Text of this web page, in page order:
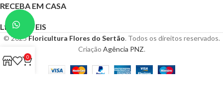
RECEBA EM CASA
LINKS ÚTEIS
© 2025Floricultura Flores do Sertão. Todos os direitos reservados.
Criação Agência PNZ.
0